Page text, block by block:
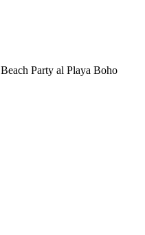
Beach Party al Playa Boho